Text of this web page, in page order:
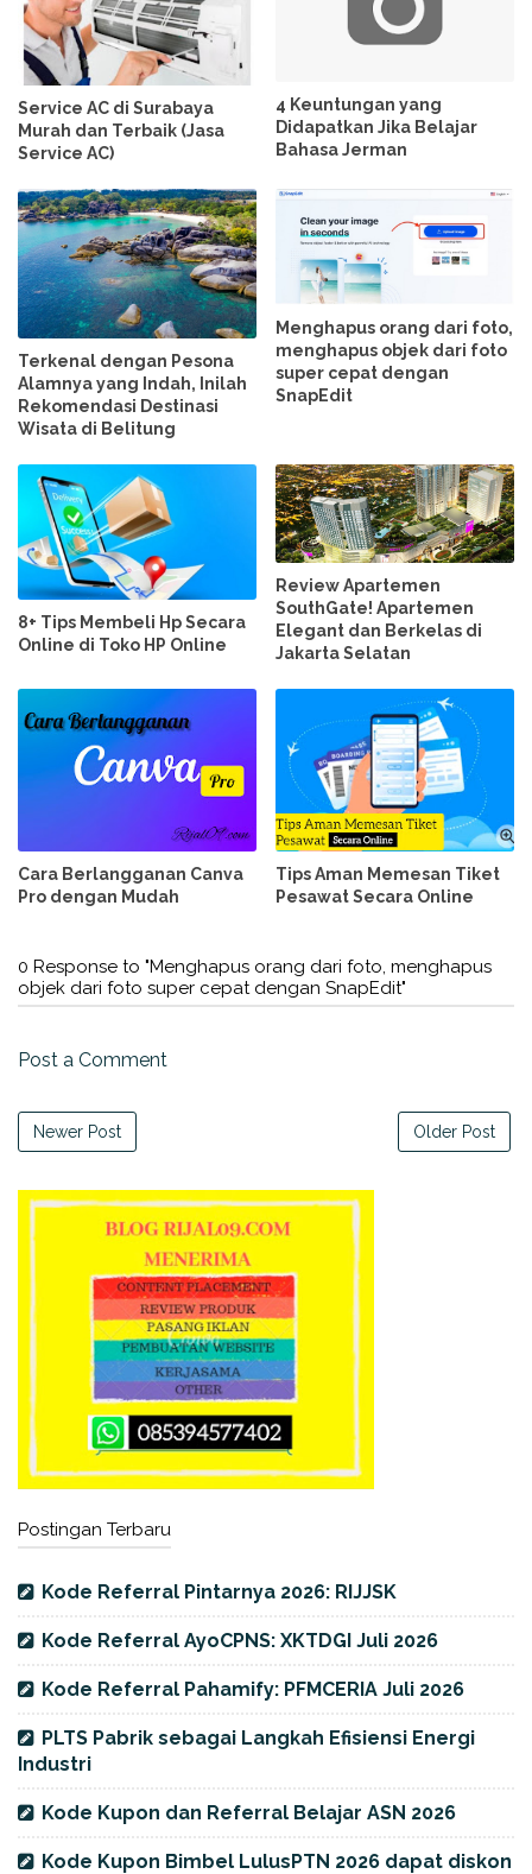
Service AC di Surabaya
Murah dan Terbaik (Jasa
Service AC)
4 Keuntungan yang
Didapatkan Jika Belajar
Bahasa Jerman
Terkenal dengan Pesona
Alamnya yang Indah, Inilah
Rekomendasi Destinasi
Wisata di Belitung
Menghapus orang dari foto,
menghapus objek dari foto
super cepat dengan
SnapEdit
8+ Tips Membeli Hp Secara
Online di Toko HP Online
Review Apartemen
SouthGate! Apartemen
Elegant dan Berkelas di
Jakarta Selatan
Cara Berlangganan Canva
Pro dengan Mudah
Tips Aman Memesan Tiket
Pesawat Secara Online
0 Response to "Menghapus orang dari foto, menghapus
objek dari foto super cepat dengan SnapEdit"
Post a Comment
Newer Post Older Post
Postingan Terbaru
Kode Referral Pintarnya 2026: RIJJSK
Kode Referral AyoCPNS: XKTDGI Juli 2026
Kode Referral Pahamify: PFMCERIA Juli 2026
PLTS Pabrik sebagai Langkah Efisiensi Energi
Industri
Kode Kupon dan Referral Belajar ASN 2026
Kode Kupon Bimbel LulusPTN 2026 dapat diskon